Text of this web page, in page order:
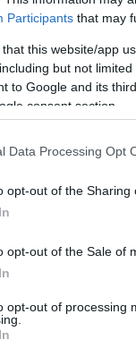
Participants that may
that this website/app
but not
to Google and its
consent section.
Data Processing Opt
opt-out of the Sharing
opt-out of the Sale of
opt-out of processing
mondván a
Na
Mindennek
ily módon
úti cél vagy az